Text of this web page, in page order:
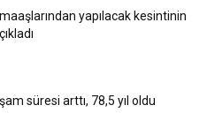
yapılacak kesintinin
süresi arttı, 78,5 yıl oldu